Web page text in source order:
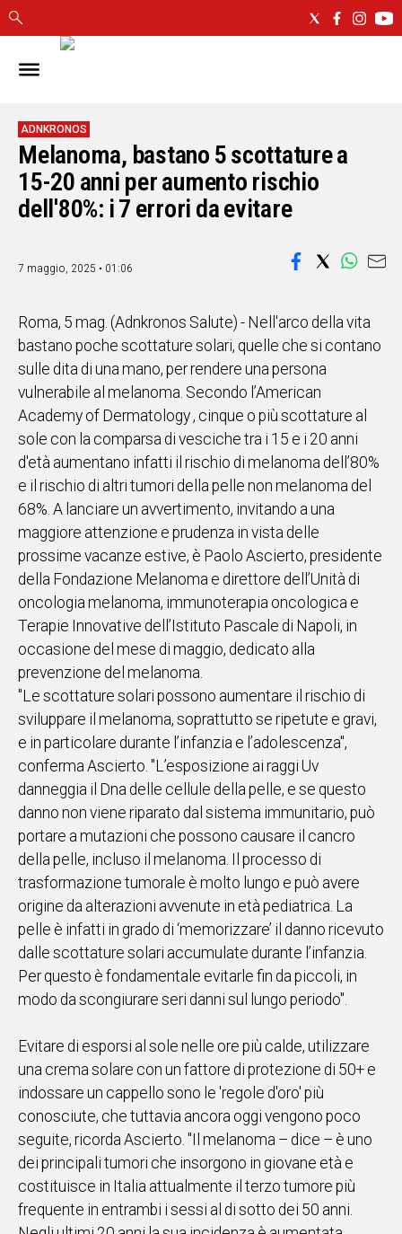
IN
CAGLIARI
SASSARI
NUORO
ORISTANO
SULCIS
OGLIASTRA
ALTRE
NOTIZIE
POLITICA
IN
ITALIA
NEL
MONDO
SPORT
EVENTI
STORIE
VIDEO
UNISCITI
AL CANALE
WHATSAPP
Social
ADNKRONOS
Melanoma, bastano 5 scottature a
15-20 anni per aumento rischio
dell'80%: i 7 errori da evitare
7 maggio, 2025 • 01:06
Roma, 5 mag. (Adnkronos Salute) - Nell'arco della vita
bastano poche scottature solari, quelle che si contano
sulle dita di una mano, per rendere una persona
vulnerabile al melanoma. Secondo l’American
Academy of Dermatology , cinque o più scottature al
sole con la comparsa di vesciche tra i 15 e i 20 anni
d'età aumentano infatti il rischio di melanoma dell’80%
e il rischio di altri tumori della pelle non melanoma del
68%. A lanciare un avvertimento, invitando a una
maggiore attenzione e prudenza in vista delle
prossime vacanze estive, è Paolo Ascierto, presidente
della Fondazione Melanoma e direttore dell’Unità di
oncologia melanoma, immunoterapia oncologica e
Terapie Innovative dell’Istituto Pascale di Napoli, in
occasione del mese di maggio, dedicato alla
prevenzione del melanoma.
"Le scottature solari possono aumentare il rischio di
sviluppare il melanoma, soprattutto se ripetute e gravi,
e in particolare durante l’infanzia e l’adolescenza",
conferma Ascierto. "L’esposizione ai raggi Uv
danneggia il Dna delle cellule della pelle, e se questo
danno non viene riparato dal sistema immunitario, può
portare a mutazioni che possono causare il cancro
della pelle, incluso il melanoma. Il processo di
trasformazione tumorale è molto lungo e può avere
origine da alterazioni avvenute in età pediatrica. La
pelle è infatti in grado di ‘memorizzare’ il danno ricevuto
dalle scottature solari accumulate durante l’infanzia.
Per questo è fondamentale evitarle fin da piccoli, in
modo da scongiurare seri danni sul lungo periodo".
Evitare di esporsi al sole nelle ore più calde, utilizzare
una crema solare con un fattore di protezione di 50+ e
indossare un cappello sono le 'regole d'oro' più
conosciute, che tuttavia ancora oggi vengono poco
seguite, ricorda Ascierto. "Il melanoma – dice – è uno
dei principali tumori che insorgono in giovane età e
costituisce in Italia attualmente il terzo tumore più
frequente in entrambi i sessi al di sotto dei 50 anni.